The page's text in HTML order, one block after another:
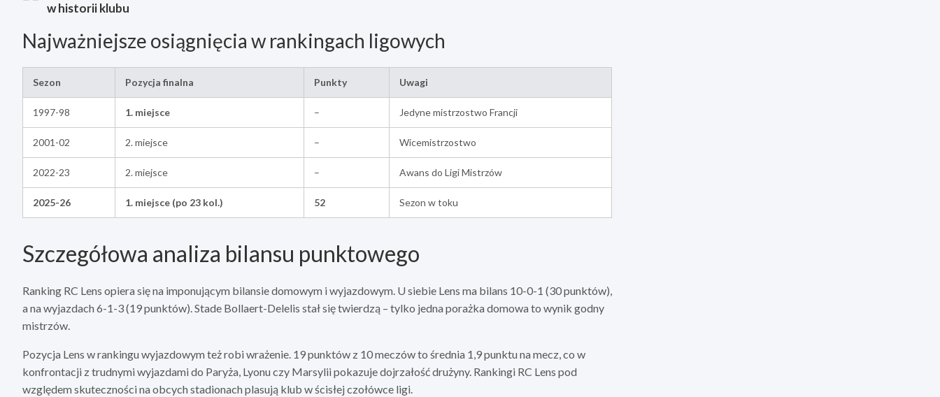
w historii klubu
Najważniejsze osiągnięcia w rankingach ligowych
Sezon Pozycja finalna Punkty Uwagi
1997-98 1. miejsce – Jedyne mistrzostwo Francji
2001-02 2. miejsce – Wicemistrzostwo
2022-23 2. miejsce – Awans do Ligi Mistrzów
2025-26 1. miejsce (po 23 kol.) 52 Sezon w toku
Szczegółowa analiza bilansu punktowego
Ranking RC Lens opiera się na imponującym bilansie domowym i wyjazdowym. U siebie Lens ma bilans 10-0-1 (30 punktów),
a na wyjazdach 6-1-3 (19 punktów). Stade Bollaert-Delelis stał się twierdzą – tylko jedna porażka domowa to wynik godny
mistrzów.
Pozycja Lens w rankingu wyjazdowym też robi wrażenie. 19 punktów z 10 meczów to średnia 1,9 punktu na mecz, co w
konfrontacji z trudnymi wyjazdami do Paryża, Lyonu czy Marsylii pokazuje dojrzałość drużyny. Rankingi RC Lens pod
względem skuteczności na obcych stadionach plasują klub w ścisłej czołówce ligi.